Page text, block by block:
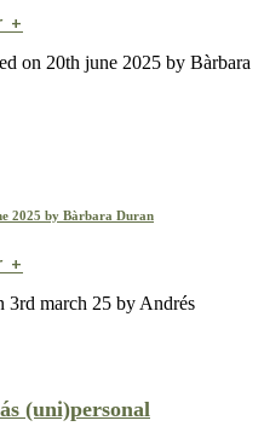
+
2025 by Bàrbara Duran
+
(uni)personal